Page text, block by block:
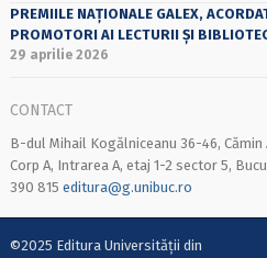
PREMIILE NAȚIONALE GALEX,
PROMOTORI AI LECTURII ȘI
29 aprilie 2026
CONTACT
B-dul Mihail Kogălniceanu 36-46,
Corp A, Intrarea A, etaj 1-2 sector 5,
390 815 editura@g.unibuc.ro
©2025 Editura Universității din